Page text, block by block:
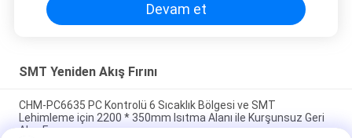
Devam et
SMT Yeniden Akış Fırını
CHM-PC6635 PC Kontrolü 6 Sıcaklık Bölgesi ve SMT
Lehimleme için 2200 * 350mm Isıtma Alanı ile Kurşunsuz Geri
Akış Fırını